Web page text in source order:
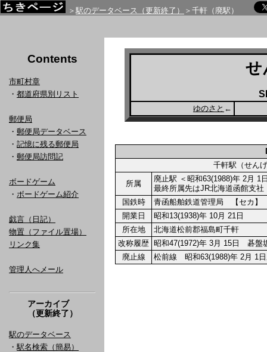
＞ 駅のデータベース（更新終了） ＞千軒（廃駅）
Contents
市町村章
・ 都道府県別リスト
郵便局
・ 郵便局データベース
・ 記憶に残る郵便局
・ 郵便局訪問記
ボードゲーム
・ ボードゲーム紹介
戯言（日記）
物置（ファイル置場）
リンク集
管理人へメール
アーカイブ
（更新終了）
駅のデータベース
・ 駅名検索（簡易）
せ
ゆのさと ←
千軒駅（せ
所属
廃止駅 ＜昭和63(1988)年 2月 1
最終所属先はJR北海道函館支社
国鉄時
青函船舶鉄道管理局 【セカ】
開業日
昭和13(1938)年 10月 21日
所在地
北海道松前郡福島町千軒
改称履歴 昭和47(1972)年 3月 15日 碁盤
廃止線
松前線 昭和63(1988)年 2月 1